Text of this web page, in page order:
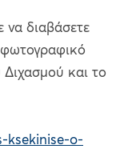
να διαβάσετε
Διχασμού και το
ksekinise-o-